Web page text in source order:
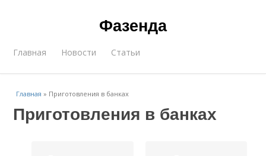
Фазенда
Главная Новости Статьи
Главная » Приготовления в банках
Приготовления в банках